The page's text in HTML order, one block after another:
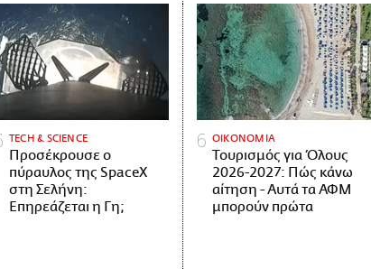
ΤECH & SCIENCE
Προσέκρουσε ο
πύραυλος της SpaceX
στη Σελήνη:
Επηρεάζεται η Γη;
ΟΙΚΟΝΟΜΙΑ
Τουρισμός για Όλους
2026-2027: Πώς κάνω
αίτηση - Αυτά τα ΑΦΜ
μπορούν πρώτα